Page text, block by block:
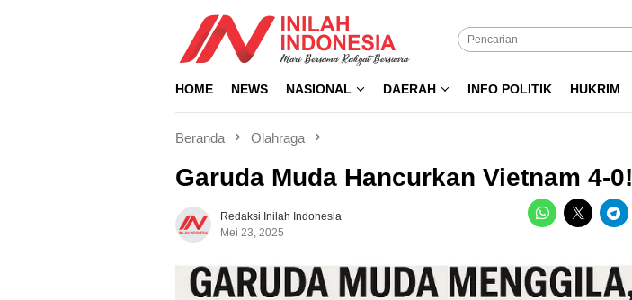
HOME NEWS NASIONAL DAERAH INFO POLITIK HUKRIM
Beranda Olahraga
Garuda Muda Hancurkan Vietnam 4-0!
Redaksi Inilah Indonesia
Mei 23, 2025